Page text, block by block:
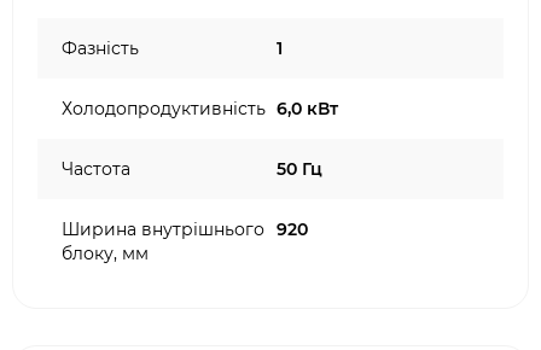
Фазність 1
Холодопродуктивність 6,0 кВт
Частота 50 Гц
Ширина внутрішнього
блоку, мм
920